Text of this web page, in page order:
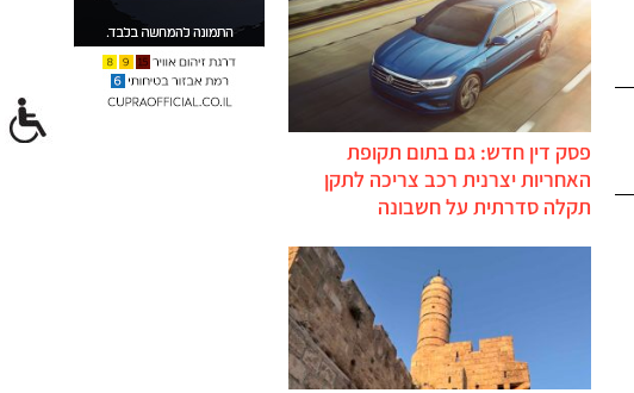
פסק דין חדש: גם בתום תקופת
האחריות יצרנית רכב צריכה לתקן
תקלה סדרתית על חשבונה